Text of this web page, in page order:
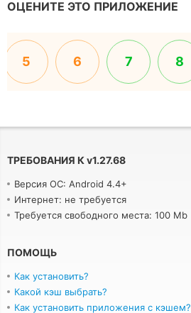
ОЦЕНИТЕ ЭТО ПРИЛОЖЕНИЕ
5 6 7 8
ТРЕБОВАНИЯ К v1.27.68
Версия ОС: Android 4.4+
Интернет: не требуется
Требуется свободного места: 100 Mb
ПОМОЩЬ
Как установить?
Какой кэш выбрать?
Как установить приложения с кэшем?